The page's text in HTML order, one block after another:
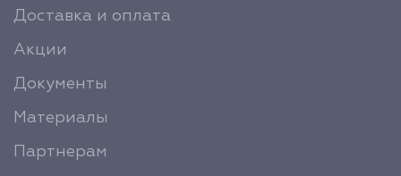
Доставка и оплата
Акции
Документы
Материалы
Партнерам